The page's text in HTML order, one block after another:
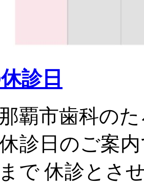
診日
覇市歯科の
診日のご案
で 休診とさ